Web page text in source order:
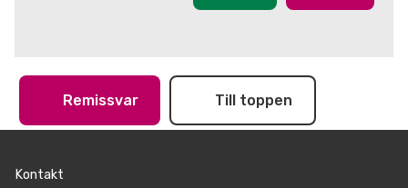
Remissvar Till toppen
Kontakt